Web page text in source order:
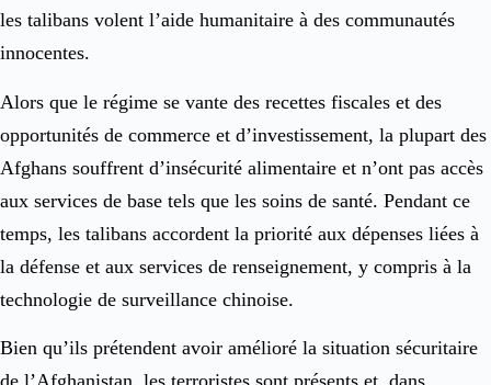
les talibans volent l’aide humanitaire à des communautés
innocentes.
Alors que le régime se vante des recettes fiscales et des
opportunités de commerce et d’investissement, la plupart des
Afghans souffrent d’insécurité alimentaire et n’ont pas accès
aux services de base tels que les soins de santé. Pendant ce
temps, les talibans accordent la priorité aux dépenses liées à
la défense et aux services de renseignement, y compris à la
technologie de surveillance chinoise.
Bien qu’ils prétendent avoir amélioré la situation sécuritaire